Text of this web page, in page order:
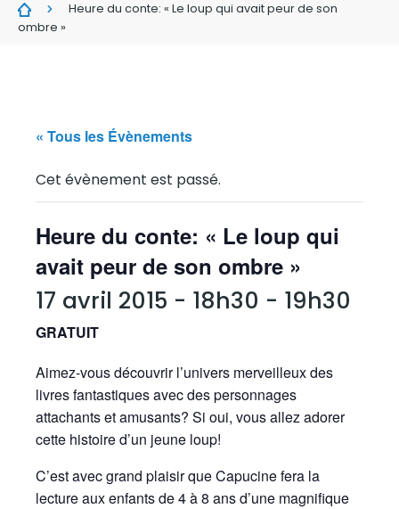
Heure du conte: « Le loup qui avait peur de son
ombre »
« Tous les Évènements
Cet évènement est passé.
Heure du conte: « Le loup qui
avait peur de son ombre »
17 avril 2015 - 18h30 - 19h30
GRATUIT
Aimez-vous découvrir l’univers merveilleux des
livres fantastiques avec des personnages
attachants et amusants? Si oui, vous allez adorer
cette histoire d’un jeune loup!
C’est avec grand plaisir que Capucine fera la
lecture aux enfants de 4 à 8 ans d’une magnifique